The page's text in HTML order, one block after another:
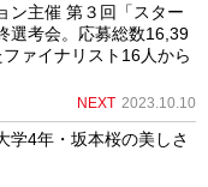
ン主催 第３回「スター
選考会。応募総数16,39
ァイナリスト16人から
NEXT 2023.10.10
学4年・坂本桜の美しさ